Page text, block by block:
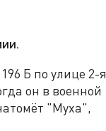
Б по улице 2-я
он в военной
"Муха",